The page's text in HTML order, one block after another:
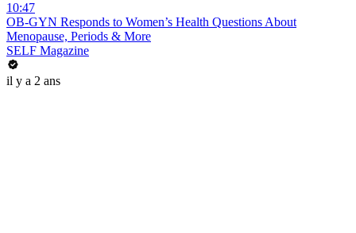
10:47
OB-GYN Responds to Women’s Health Questions About
Menopause, Periods & More
SELF Magazine
il y a 2 ans